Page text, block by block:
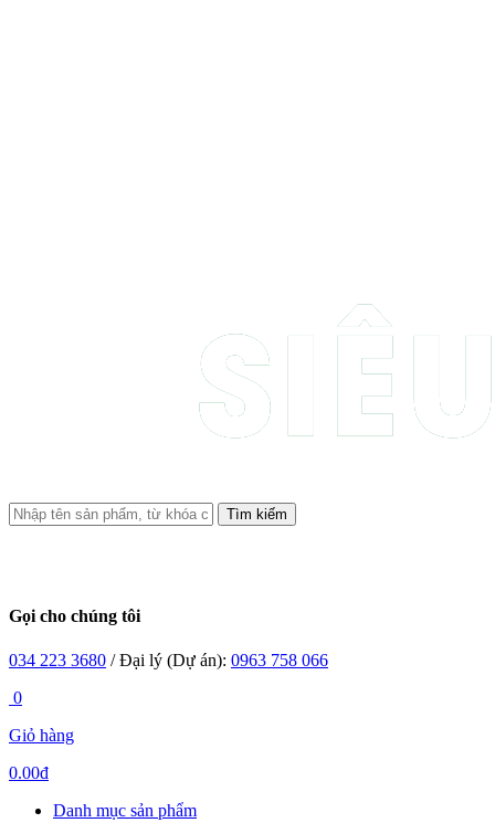
Tìm kiếm
Gọi cho chúng tôi
034 223 3680 / Đại lý (Dự án): 0963 758 066
0
Giỏ hàng
0.00đ
Danh mục sản phẩm